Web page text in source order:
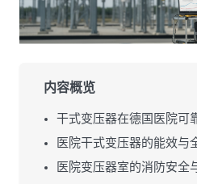
内容概览
干式变压器在德国医院可
医院干式变压器的能效与
医院变压器室的消防安全